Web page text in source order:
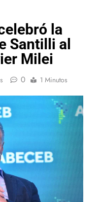
la
Santilli al
Milei
0 1 Minutos